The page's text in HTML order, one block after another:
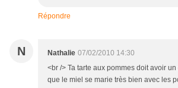
Répondre
N Nathalie 07/02/2010 14:30
<br /> Ta tarte aux pommes doit avoir
que le miel se marie très bien avec les